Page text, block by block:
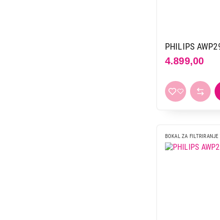
PHILIPS
4.899,00
BOKAL ZA FILTRIRANJE